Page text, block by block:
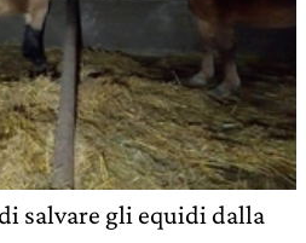
salvare gli equidi dalla